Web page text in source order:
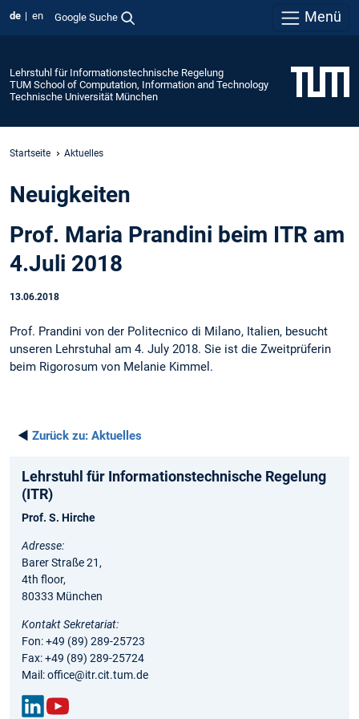
de en Google Suche Menü
Lehrstuhl für Informationstechnische Regelung
TUM School of Computation, Information and Technology
Technische Universität München
Startseite Aktuelles
Neuigkeiten
Prof. Maria Prandini beim ITR am
4.Juli 2018
13.06.2018
Prof. Prandini von der Politecnico di Milano, Italien, besucht
unseren Lehrstuhal am 4. July 2018. Sie ist die Zweitprüferin
beim Rigorosum von Melanie Kimmel.
◄ Zurück zu: Aktuelles
Lehrstuhl für Informationstechnische Regelung
(ITR)
Prof. S. Hirche
Adresse:
Barer Straße 21,
4th floor,
80333 München
Kontakt Sekretariat:
Fon: +49 (89) 289-25723
Fax: +49 (89) 289-25724
Mail: office@itr.cit.tum.de